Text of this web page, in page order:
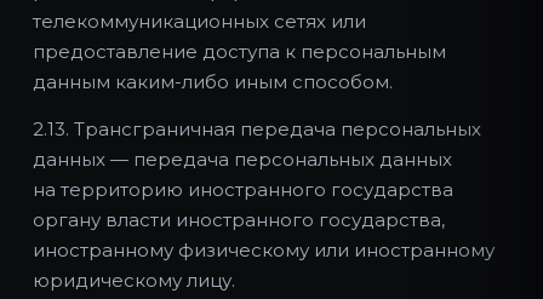
телекоммуникационных сетях или
предоставление доступа к персональным
данным каким-либо иным способом.
2.13. Трансграничная передача персональных
данных — передача персональных данных
на территорию иностранного государства
органу власти иностранного государства,
иностранному физическому или иностранному
юридическому лицу.